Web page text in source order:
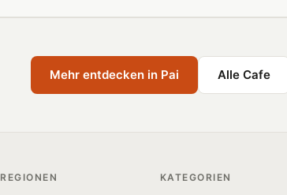
Mehr entdecken in Pai Alle Cafe
REGIONEN KATEGORIEN